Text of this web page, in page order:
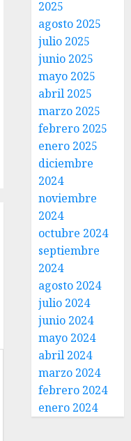
2025
agosto 2025
julio 2025
junio 2025
mayo 2025
abril 2025
marzo 2025
febrero 2025
enero 2025
diciembre
2024
noviembre
2024
octubre 2024
septiembre
2024
agosto 2024
julio 2024
junio 2024
mayo 2024
abril 2024
marzo 2024
febrero 2024
enero 2024